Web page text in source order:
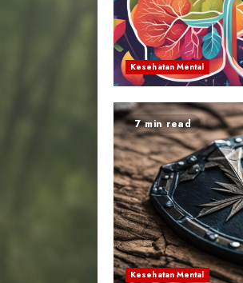
Kesehatan Mental
7 min read
Kesehatan Mental